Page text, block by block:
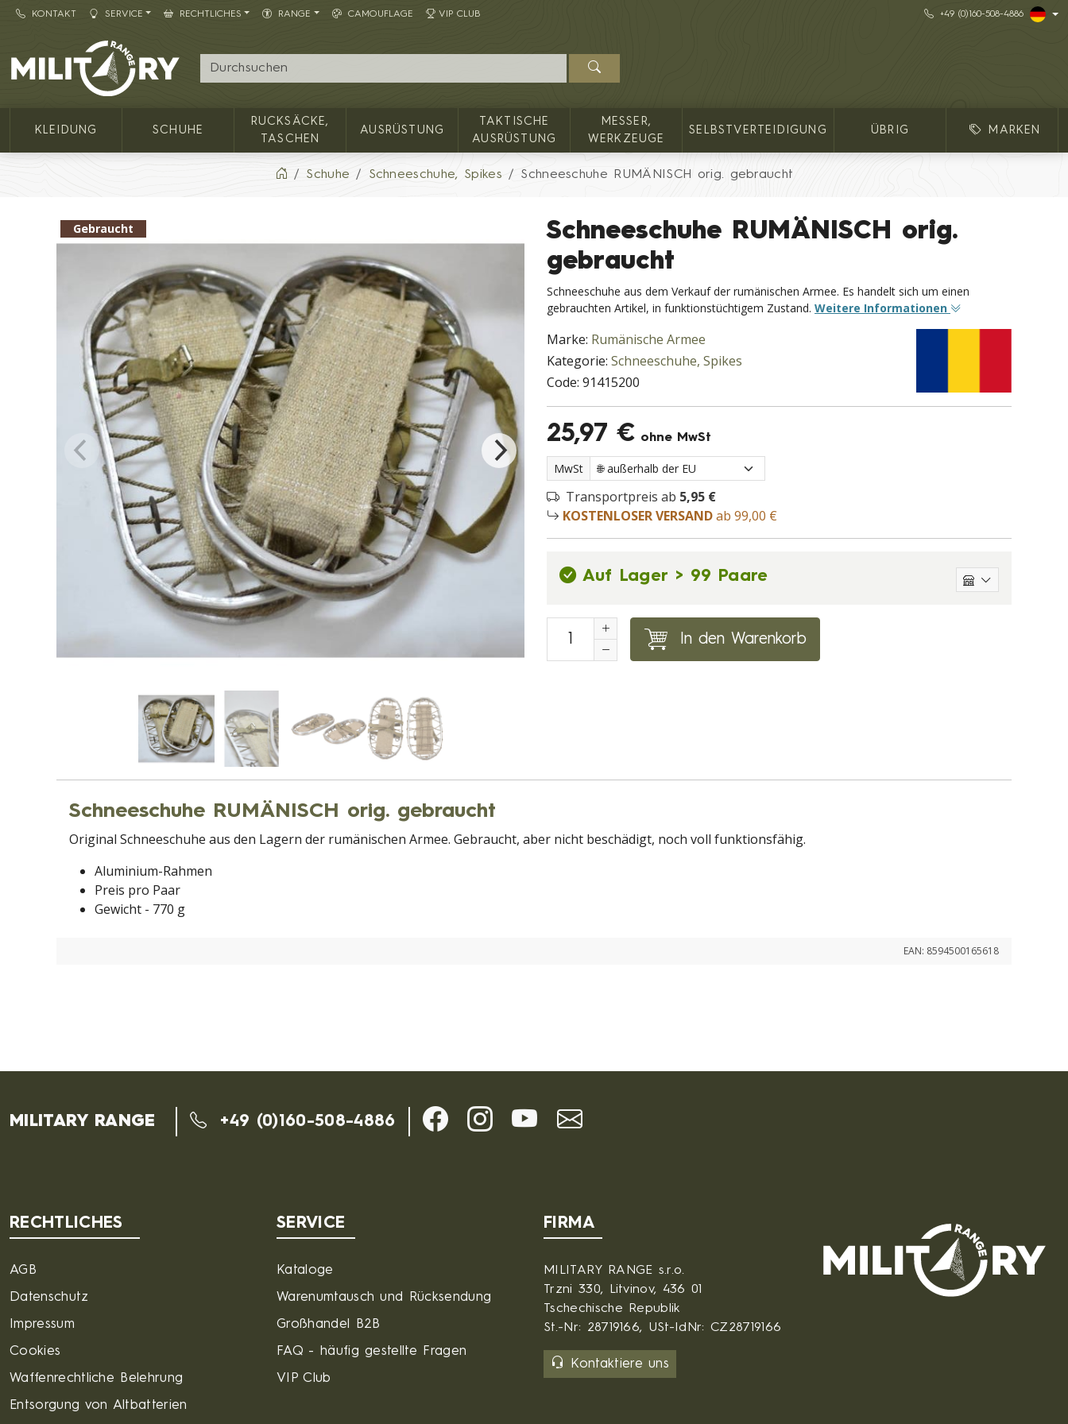
KONTAKT SERVICE RECHTLICHES RANGE CAMOUFLAGE VIP CLUB +49 (0)160-508-4886
Army shop MILITARY RANGE
KLEIDUNG SCHUHE
RUCKSÄCKE,
TASCHEN
AUSRÜSTUNG
TAKTISCHE
AUSRÜSTUNG
MESSER,
WERKZEUGE
SELBSTVERTEIDIGUNG ÜBRIG MARKEN
Schuhe Schneeschuhe, Spikes Schneeschuhe RUMÄNISCH orig. gebraucht
Schneeschuhe RUMÄNISCH orig.
gebraucht
Schneeschuhe aus dem Verkauf der rumänischen Armee. Es handelt sich um einen
gebrauchten Artikel, in funktionstüchtigem Zustand. Weitere Informationen
Marke: Rumänische Armee
Kategorie: Schneeschuhe, Spikes
Code: 91415200
25,97 € ohne MwSt
MwSt
Transportpreis ab 5,95 €
KOSTENLOSER VERSANDab 99,00 €
Auf Lager > 99 Paare
In den Warenkorb
Gebraucht
Schneeschuhe RUMÄNISCH orig. gebraucht
Original Schneeschuhe aus den Lagern der rumänischen Armee. Gebraucht, aber nicht beschädigt, noch voll funktionsfähig.
Aluminium-Rahmen
Preis pro Paar
Gewicht - 770 g
EAN: 8594500165618
MILITARY RANGE +49 (0)160-508-4886
RECHTLICHES
AGB
Datenschutz
Impressum
Cookies
Waffenrechtliche Belehrung
Entsorgung von Altbatterien
SERVICE
Kataloge
Warenumtausch und Rücksendung
Großhandel B2B
FAQ - häufig gestellte Fragen
VIP Club
FIRMA
MILITARY RANGE s.r.o.
Trzni 330, Litvinov, 436 01
Tschechische Republik
St.-Nr: 28719166, USt-IdNr: CZ28719166
Kontaktiere uns